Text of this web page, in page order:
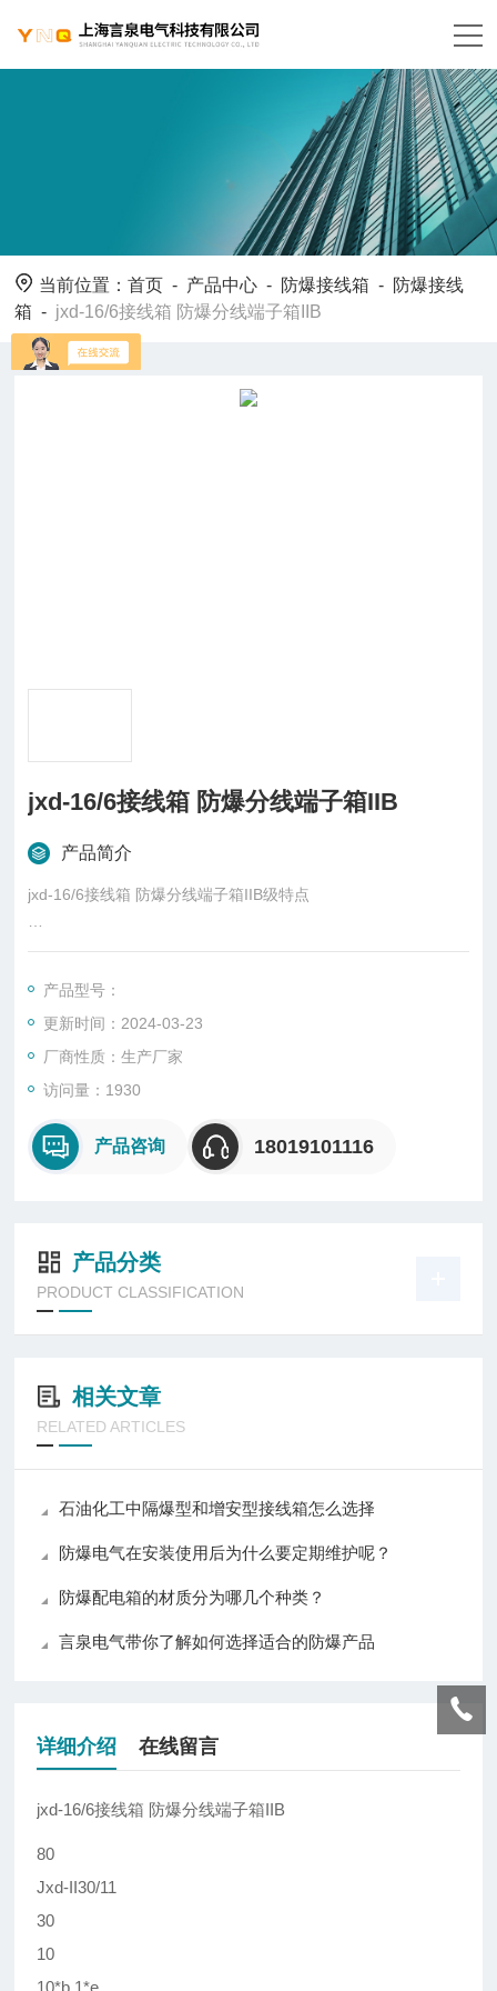
当前位置：首页 - 产品中心 - 防爆接线箱 - 防爆接线
箱 - jxd-16/6接线箱 防爆分线端子箱IIB
jxd-16/6接线箱 防爆分线端子箱IIB
产品简介
jxd-16/6接线箱 防爆分线端子箱IIB级特点
1.适用于1区、2区危险场所;
2.适用于ⅡA、ⅡB、IIC类爆炸性气体环境;
产品型号：
更新时间：2024-03-23
厂商性质：生产厂家
访问量：1930
产品咨询 18019101116
产品分类
PRODUCT CLASSIFICATION
相关文章
RELATED ARTICLES
石油化工中隔爆型和增安型接线箱怎么选择
防爆电气在安装使用后为什么要定期维护呢？
防爆配电箱的材质分为哪几个种类？
言泉电气带你了解如何选择适合的防爆产品
详细介绍 在线留言
jxd-16/6接线箱 防爆分线端子箱IIB
80
Jxd-II30/11
30
10